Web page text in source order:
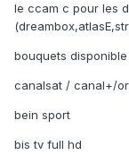
le ccam c pour les
bouquets
canalsat / canal+/
bein sport
bis tv full hd